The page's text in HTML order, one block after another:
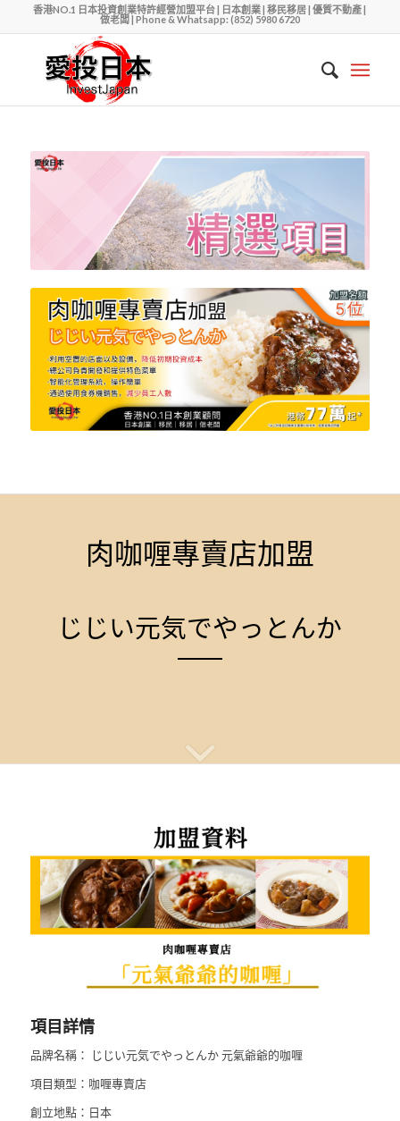
香港NO.1 日本投資創業特許經營加盟平台 | 日本創業 | 移民移居 | 優質不動產 |
做老闆 | Phone & Whatsapp: (852) 5980 6720
肉咖喱專賣店加盟
じじい元気でやっとんか
項目詳情
品牌名稱： じじい元気でやっとんか 元氣爺爺的咖喱
項目類型：咖喱專賣店
創立地點：日本